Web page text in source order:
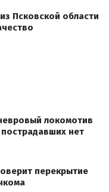
Псковской области
локомотив
пострадавших нет
перекрытие